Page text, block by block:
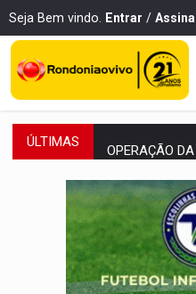
Seja Bem vindo. Entrar /
ÚLTIMAS OPERAÇÃO DA
ENTRADA
VÍDEO: Três são
CELEBRAÇÃO:
SAÚDE:Anvisa